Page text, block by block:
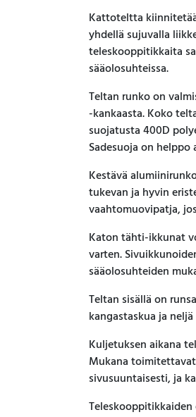
Kattoteltta
yhdellä sujuvalla
teleskooppitikkaita
sääolosuhteissa.
Teltan runko on
-kankaasta. Koko
suojatusta 400D
Sadesuoja on
Kestävä
tukevan ja hyvin
vaahtomuovipatja,
Katon tähti-ikkunat
varten.
sääolosuhteiden
Teltan sisällä on
kangastaskua ja
Kuljetuksen aikana
Mukana
sivusuuntaisesti, ja